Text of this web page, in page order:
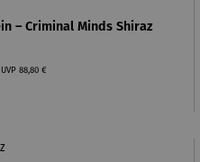
– Criminal Minds Shiraz
UVP Regulärer Preis:
88,80 €